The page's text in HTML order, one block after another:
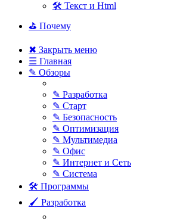
🛠 Текст и Html
⛳ Почему
✖ Закрыть меню
☰ Главная
✎ Обзоры
✎ Разработка
✎ Старт
✎ Безопасность
✎ Оптимизация
✎ Мультимедиа
✎ Офис
✎ Интернет и Сеть
✎ Система
🛠 Программы
🖌 Разработка